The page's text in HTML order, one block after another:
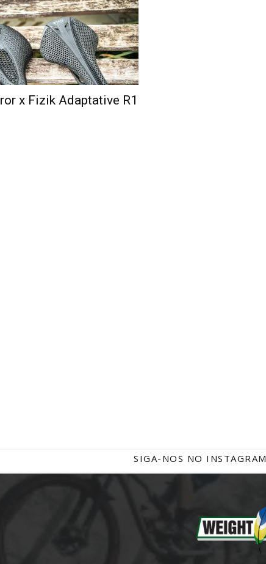
x Fizik Adaptative R1
SIGA-NOS NO INSTAGRAM